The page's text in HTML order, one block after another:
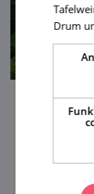
Drum